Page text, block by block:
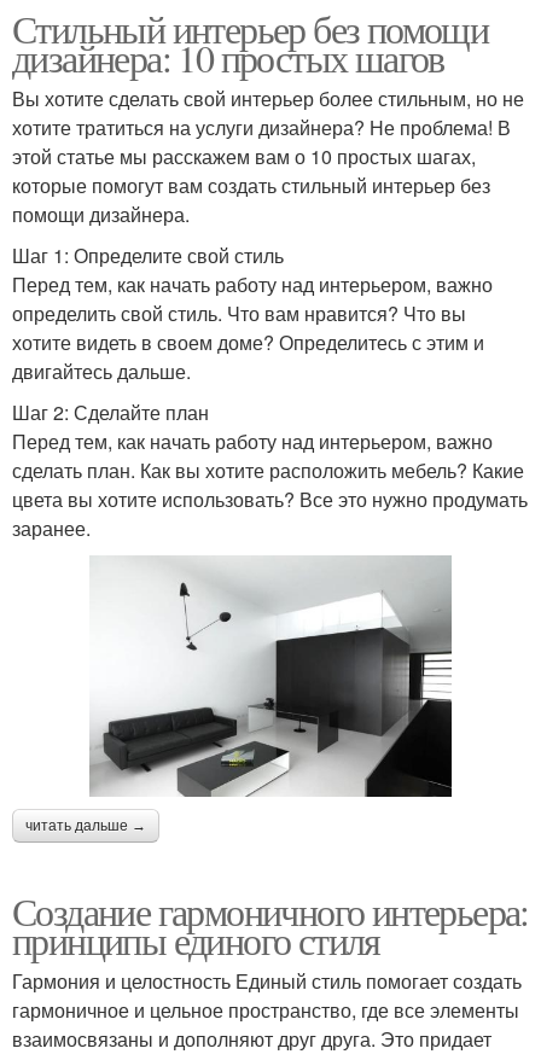
Стильный интерьер без помощи
дизайнера: 10 простых шагов
Вы хотите сделать свой интерьер более стильным, но не
хотите тратиться на услуги дизайнера? Не проблема! В
этой статье мы расскажем вам о 10 простых шагах,
которые помогут вам создать стильный интерьер без
помощи дизайнера.
Шаг 1: Определите свой стиль
Перед тем, как начать работу над интерьером, важно
определить свой стиль. Что вам нравится? Что вы
хотите видеть в своем доме? Определитесь с этим и
двигайтесь дальше.
Шаг 2: Сделайте план
Перед тем, как начать работу над интерьером, важно
сделать план. Как вы хотите расположить мебель? Какие
цвета вы хотите использовать? Все это нужно продумать
заранее.
читать дальше →
Создание гармоничного интерьера:
принципы единого стиля
Гармония и целостность Единый стиль помогает создать
гармоничное и цельное пространство, где все элементы
взаимосвязаны и дополняют друг друга. Это придает